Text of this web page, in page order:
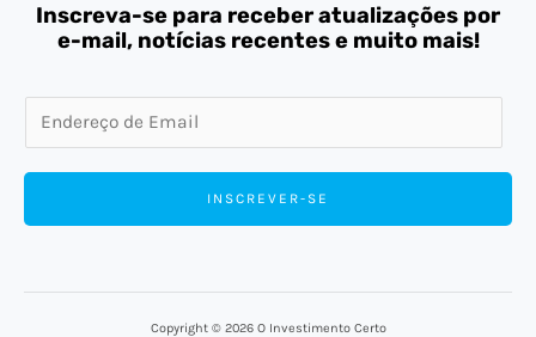
Inscreva-se para receber atualizações por
e-mail, notícias recentes e muito mais!
m
a
INSCREVER-SE
Copyright © 2026 O Investimento Certo